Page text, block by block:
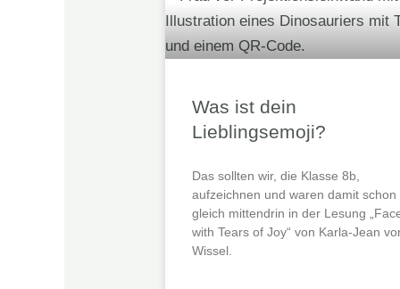
Was ist dein
Lieblingsemoji?
Das sollten wir, die Klasse 8b,
aufzeichnen und waren damit schon
gleich mittendrin in der Lesung
with Tears of Joy“ von Karla-Jean
Wissel.